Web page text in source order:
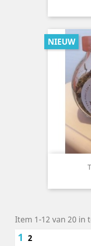
NIEUW
Item 1-12 van 20 in
1 2